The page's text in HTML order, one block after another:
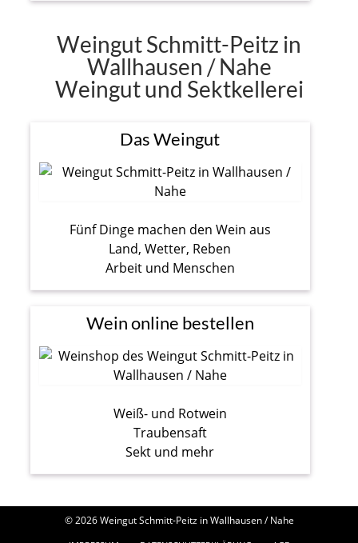
Weingut Schmitt-Peitz in
Wallhausen / Nahe
Weingut und Sektkellerei
Das Weingut
Fünf Dinge machen den Wein aus
Land, Wetter, Reben
Arbeit und Menschen
Wein online bestellen
Weiß- und Rotwein
Traubensaft
Sekt und mehr
© 2026 Weingut Schmitt-Peitz in Wallhausen / Nahe